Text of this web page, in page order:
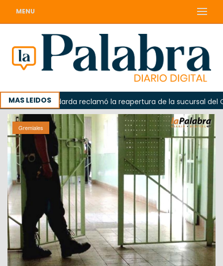
MENU
MAS LEIDOSOdarda reclamó la reapertura de la sucursal del
Gremiales